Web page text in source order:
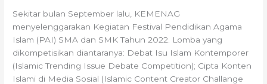
Sekitar bulan September lalu, KEMENAG
menyelenggarakan Kegiatan Festival Pendidikan Agama
Islam (PAI) SMA dan SMK Tahun 2022. Lomba yang
dikompetisikan diantaranya: Debat Isu Islam Kontemporer
(Islamic Trending Issue Debate Competition); Cipta Konten
Islami di Media Sosial (Islamic Content Creator Challange